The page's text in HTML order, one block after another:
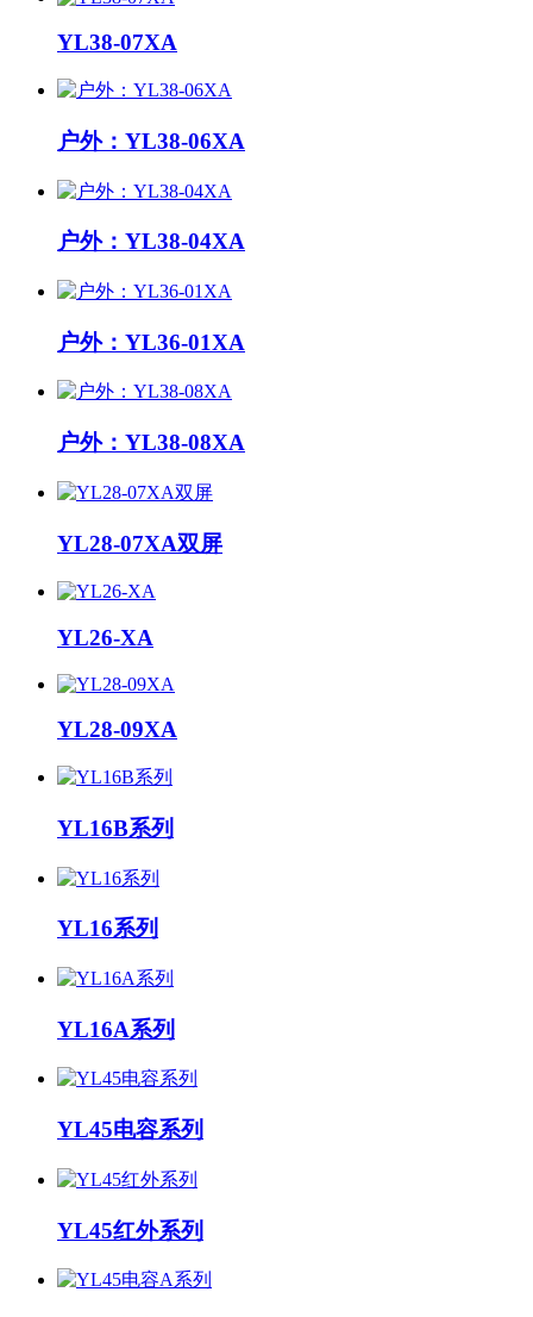
YL38-07XA
户外：YL38-06XA
户外：YL38-04XA
户外：YL36-01XA
户外：YL38-08XA
YL28-07XA双屏
YL26-XA
YL28-09XA
YL16B系列
YL16系列
YL16A系列
YL45电容系列
YL45红外系列